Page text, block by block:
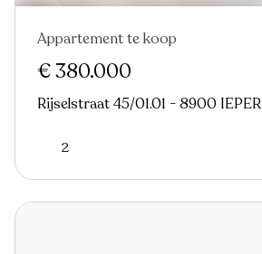
Nieuw
Appartement te koop
€ 380.000
Rijselstraat 45/01.01 - 8900 IEPER
2